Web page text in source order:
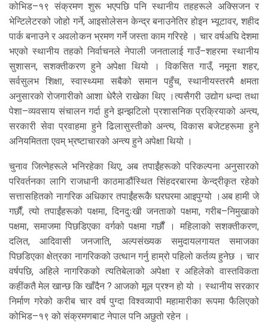
कोभिड–१९ संक्रमण शुरू भएपछि पनि स्थानीय तहहरूले अक्सिजन र
भेन्टिलेटरको जोहो गर्ने, आइसोलेसन केन्द्र बनाउनेतिर होइन भ्यूटावर, शहीद
पार्क बनाउने र अवलोकन भ्रमण गर्ने जस्ता काम गरिरहे । चार वर्षअघि देशमा
भएको स्थानीय तहको निर्वाचनले नेपाली जनतालाई गाउँ–शहरमा स्थानीय
सुशासन, सशक्तीकरण हुने अपेक्षा थियो । विकसित गाउँ, नमूना शहर,
सर्वसुलभ शिक्षा, स्वास्थ्यमा सबैको समान पहुँच, स्थानीयस्तरमै क्षमता
अनुसारको रोजगारीको आशा धेरैले राखेका थिए ।त्यसैगरी उद्योग धन्दा तथा
पेशा–व्यवसाय संचालन गर्दा हुने झन्झटिलो प्रशासनिक प्रक्रियाको अन्त्य,
सरकारी सेवा प्रवाहमा हुने ढिलासुस्तीको अन्त्य, विकास बजेटहरूमा हुने
अनियमितता एवम् भ्रष्टाचारको अन्त्य हुने अपेक्षा थियो ।
चुनाव जित्नेहरूले भनिरहेका थिए, अब तपाईंहरूको परिकल्पना अनुसारको
परिवर्तनका लागि राजधानी काठमाडौंस्थित सिंहदरबारमा केन्द्रीकृत रहेको
सत्तासहितको नागरिक अधिकार तपाईंहरूकै घरघरमा आइपुग्यो ।अब हामी जे
गर्छौं, त्यो तपाईंहरूको पक्षमा, दिनदुःखी जनताको पक्षमा, गरीब–निमुखाको
पक्षमा, समाजमा पिछडिएका वर्गको पक्षमा गर्छौं । महिलाको सशक्तीकरण,
दलित, आदिवासी जनजाति, अल्पसंख्यक समुदायलगायत समाजका
पिछडिएका क्षेत्रका नागरिकको उत्थान गर्नु हाम्रो पहिलो कर्तव्य हुनेछ । चार
वर्षपछि, अहिले नागरिकको त्यतिबेलाको अपेक्षा र अहिलेको वास्तविकता
कहींकतै मेल खान्छ कि खाँदैन ? आजको मूल प्रश्न हो यो । स्थानीय सरकार
निर्माण गरेको करीब चार वर्ष पुग्दा विश्वव्यापी महामारीका रूपमा फैलिएको
कोभिड–१९ को संक्रमणबाट नेपाल पनि अछुतो रहेन ।